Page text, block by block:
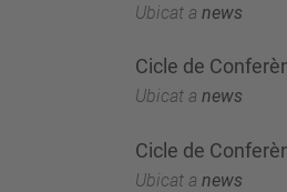
Ubicat a news
Cicle de
Ubicat a news
Cicle de
Ubicat a news